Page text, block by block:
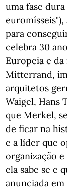
uma fase
para
celebra 30
Europeia e
Mitterrand,
arquitetos
Waigel, Hans
que Merkel,
de ficar na
e a líder que
organização
ela sabe se e
anunciada em